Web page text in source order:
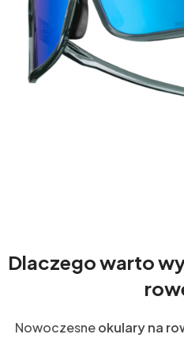
Dlaczego warto
Nowoczesneokulary na